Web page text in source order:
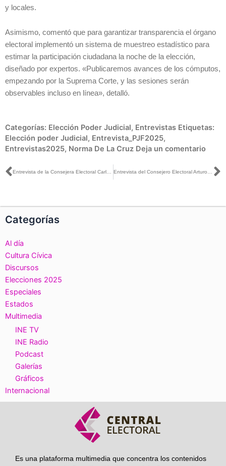
y locales.
Asimismo, comentó que para garantizar transparencia el órgano
electoral implementó un sistema de muestreo estadístico para
estimar la participación ciudadana la noche de la elección,
diseñado por expertos. «Publicaremos avances de los cómputos,
empezando por la Suprema Corte, y las sesiones serán
observables incluso en línea», detalló.
Categorías: Elección Poder Judicial, Entrevistas Etiquetas:
Elección poder Judicial, Entrevista_PJF2025,
Entrevistas2025, Norma De La Cruz Deja un comentario
Ant
Categorías
Al día
Cultura Cívica
Discursos
Elecciones 2025
Especiales
Estados
Multimedia
INE TV
INE Radio
Podcast
Galerías
Gráficos
Internacional
Es una plataforma multimedia que concentra los contenidos